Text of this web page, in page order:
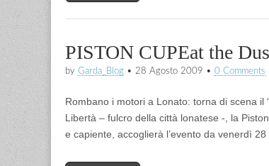
PISTON CUPEat the
by Garda_Blog • 28 Agosto 2009 • 0 Comments
Rombano i motori a Lonato: torna di scena
Libertà – fulcro della città lonatese -, la
e capiente, accoglierà l’evento da venerdì